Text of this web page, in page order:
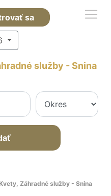
sa
služby - Snina
Záhradné služby - Snina